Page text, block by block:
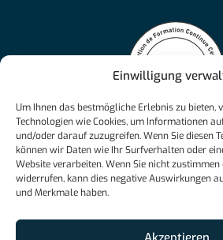
Einwilligung
Um Ihnen das bestmögliche Erlebnis zu bieten,
Technologien wie Cookies, um Informationen
und/oder darauf zuzugreifen. Wenn Sie diesen
können wir Daten wie Ihr Surfverhalten oder
Website verarbeiten. Wenn Sie nicht
widerrufen, kann dies negative Auswirkungen
und Merkmale haben.
Die NCAcademy bietet flexible und
Ausbildungen an, die von der
eidgenössischen Fachausweisen
verschiedenen Berufsfeldern sichern.
info@ncacademy.ch
+41 26 526 33 23